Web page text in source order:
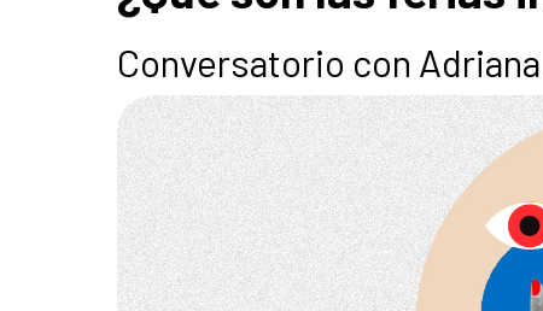
Conversatorio con